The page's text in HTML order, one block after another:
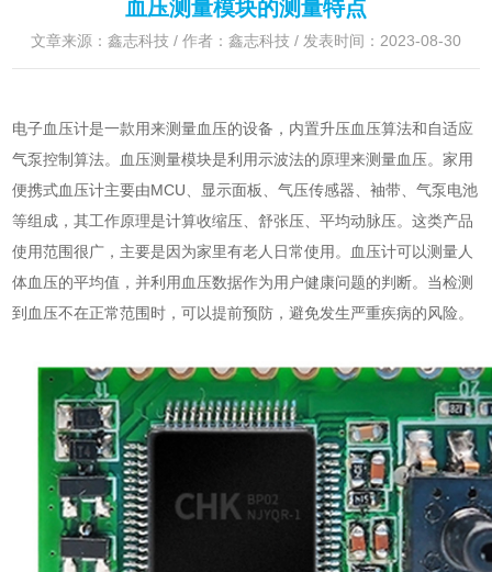
血压测量模块的测量特点
文章来源：鑫志科技 / 作者：鑫志科技 / 发表时间：2023-08-30
电子血压计是一款用来测量血压的设备，内置升压血压算法和自适应
气泵控制算法。血压测量模块是利用示波法的原理来测量血压。家用
便携式血压计主要由MCU、显示面板、气压传感器、袖带、气泵电池
等组成，其工作原理是计算收缩压、舒张压、平均动脉压。这类产品
使用范围很广，主要是因为家里有老人日常使用。血压计可以测量人
体血压的平均值，并利用血压数据作为用户健康问题的判断。当检测
到血压不在正常范围时，可以提前预防，避免发生严重疾病的风险。